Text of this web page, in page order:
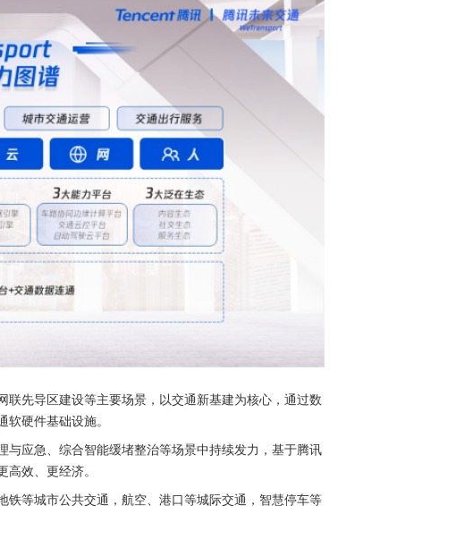
先导区建设等主要场景，以交通新基建为核心，通过数
硬件基础设施。
应急、综合智能缓堵整治等场景中持续发力，基于腾讯
效、更经济。
等城市公共交通，航空、港口等城际交通，智慧停车等